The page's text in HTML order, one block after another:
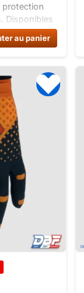
protection
Disponibles
Idéaux
quad ou
au panier